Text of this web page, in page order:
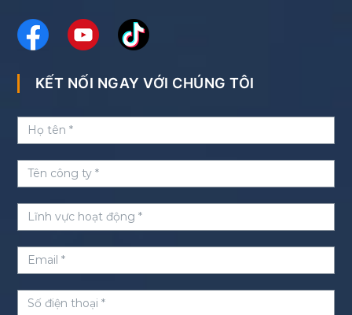
KẾT NỐI NGAY VỚI CHÚNG TÔI